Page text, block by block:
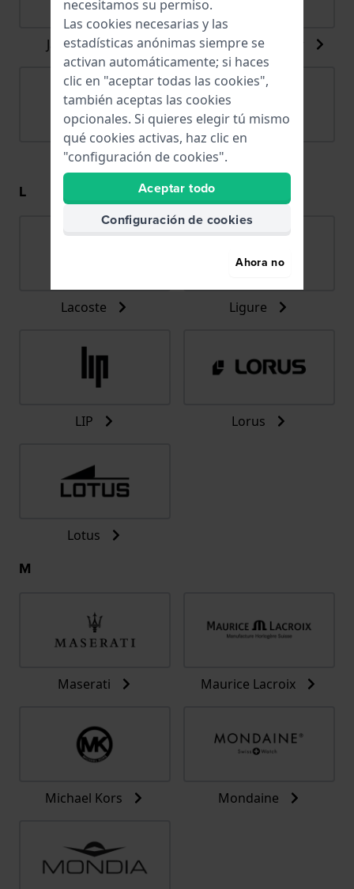
Jacob Jensen Jacques du Manoir
Jaguar
L
Lacoste Ligure
LIP Lorus
Lotus
M
Maserati Maurice Lacroix
Michael Kors Mondaine
necesitamos su permiso.
Las cookies necesarias y las
estadísticas anónimas siempre se
activan automáticamente; si haces
clic en "aceptar todas las cookies",
también aceptas las cookies
opcionales. Si quieres elegir tú mismo
qué cookies activas, haz clic en
"configuración de cookies".
Aceptar todo
Configuración de cookies
Ahora no